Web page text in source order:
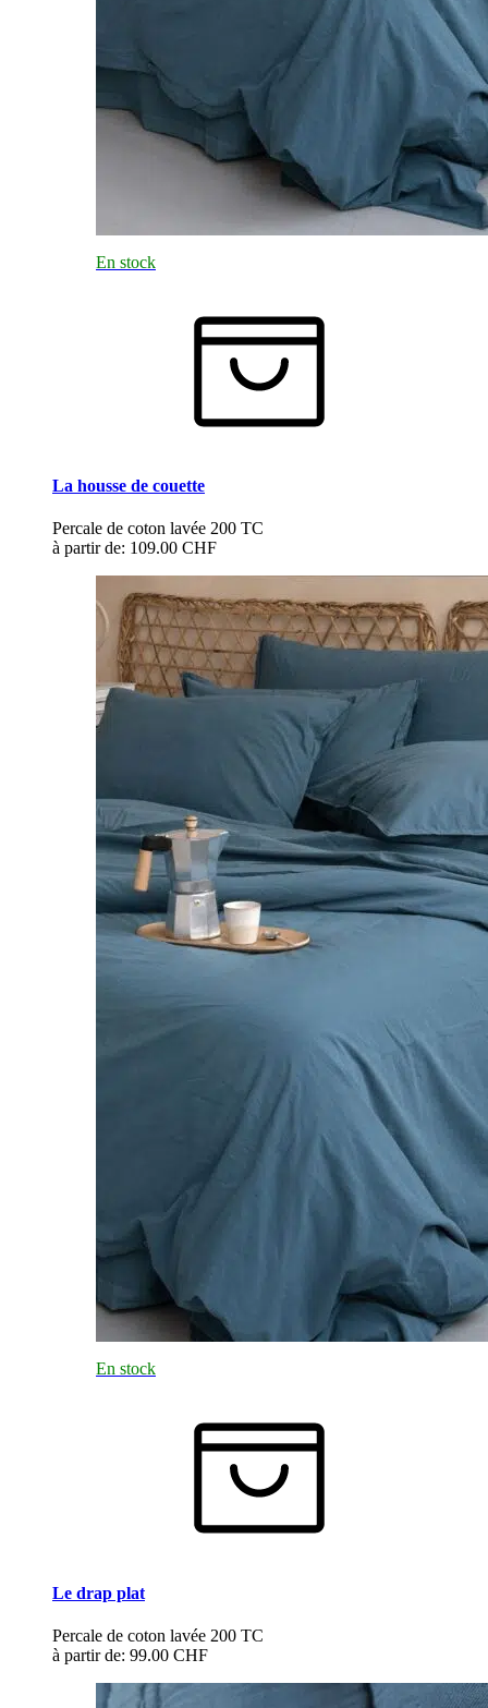
En stock
La housse de couette
Percale de coton lavée 200 TC
à partir de: 109.00 CHF
En stock
Le drap plat
Percale de coton lavée 200 TC
à partir de: 99.00 CHF